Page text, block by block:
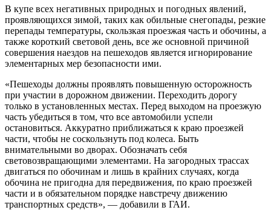
В купе всех негативных природных и погодных явлений,
проявляющихся зимой, таких как обильные снегопады, резкие
перепады температуры, скользкая проезжая часть и обочины, а
также короткий световой день, все же основной причиной
совершения наездов на пешеходов является игнорирование
элементарных мер безопасности ими.
«Пешеходы должны проявлять повышенную осторожность
при участии в дорожном движении. Переходить дорогу
только в установленных местах. Перед выходом на проезжую
часть убедиться в том, что все автомобили успели
остановиться. Аккуратно приближаться к краю проезжей
части, чтобы не соскользнуть под колеса. Быть
внимательными во дворах. Обозначать себя
световозвращающими элементами. На загородных трассах
двигаться по обочинам и лишь в крайних случаях, когда
обочина не пригодна для передвижения, по краю проезжей
части и в обязательном порядке навстречу движению
транспортных средств», — добавили в ГАИ.